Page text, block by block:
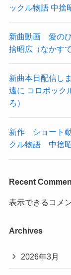
ックル物語 中捨
新曲動画 愛のひ
捨昭広（なかす
新曲本日配信し
遠に コロポッ
ろ）
新作 ショート
クル物語 中捨昭
Recent
表示できるコメ
Archives
2026年3月